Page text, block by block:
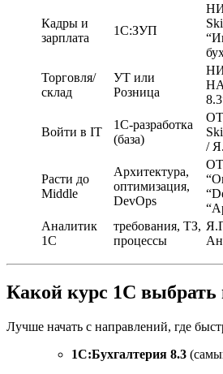
Кадры и
зарплата
1С:ЗУП
Торговля/
склад
УТ или
Розница
Войти в IT
1С-разработка
(база)
/
Расти до
Middle
Архитектура,
оптимизация,
DevOps
Аналитик
1С
требования, ТЗ,
процессы
Какой курс 1С
Лучше начать с направлений, где
1С:Бухгалтерия 8.3